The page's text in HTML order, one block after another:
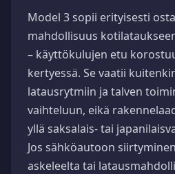
Model 3 sopii erityisesti
mahdollisuus
– käyttökulujen etu
kertyessä. Se vaatii
latausrytmiin ja talven
vaihteluun, eikä
yllä saksalais- tai
Jos sähköautoon
askeleelta tai